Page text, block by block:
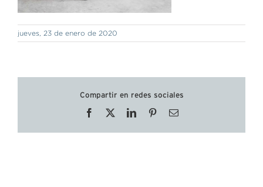
jueves, 23 de enero de 2020
Compartir en redes sociales
Facebook LinkedInPinterestCorreo